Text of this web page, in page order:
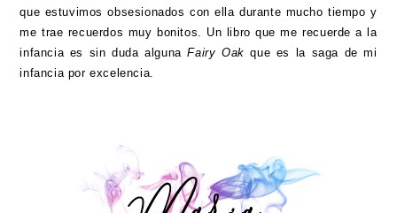
que estuvimos obsesionados con ella durante mucho tiempo y
me trae recuerdos muy bonitos. Un libro que me recuerde a la
infancia es sin duda algunaFairy Oakque es la saga de mi
infancia por excelencia.